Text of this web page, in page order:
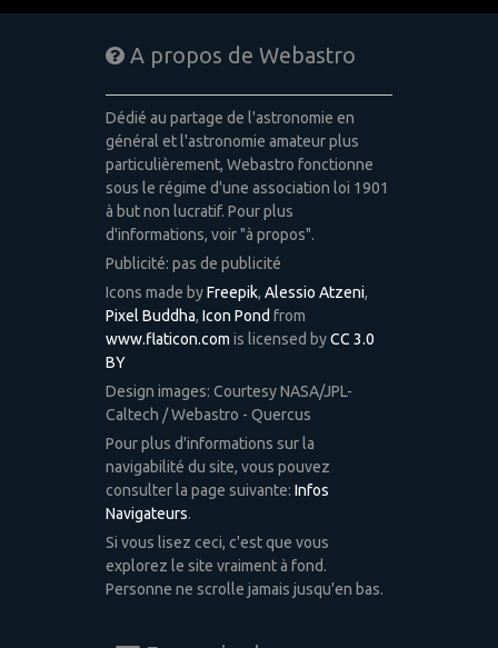
A propos de Webastro
Dédié au partage de l'astronomie en
général et l'astronomie amateur plus
particulièrement, Webastro fonctionne
sous le régime d'une association loi 1901
à but non lucratif. Pour plus
d'informations, voir "à propos".
Publicité: pas de publicité
Icons made byFreepik, Alessio Atzeni,
Pixel Buddha, Icon Pond from
www.flaticon.com is licensed byCC 3.0
BY
Design images: Courtesy NASA/JPL-
Caltech / Webastro - Quercus
Pour plus d'informations sur la
navigabilité du site, vous pouvez
consulter la page suivante: Infos
Navigateurs.
Si vous lisez ceci, c'est que vous
explorez le site vraiment à fond.
Personne ne scrolle jamais jusqu'en bas.